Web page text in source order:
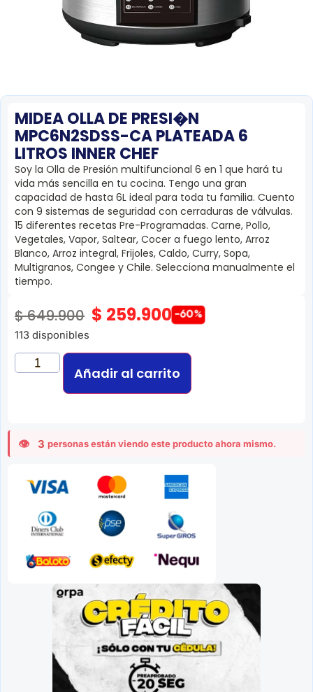
MIDEA OLLA DE PRESI�N
MPC6N2SDSS-CA PLATEADA 6
LITROS INNER CHEF
Soy la Olla de Presión multifuncional 6 en 1 que hará tu
vida más sencilla en tu cocina. Tengo una gran
capacidad de hasta 6L ideal para toda tu familia. Cuento
con 9 sistemas de seguridad con cerraduras de válvulas.
15 diferentes recetas Pre-Programadas. Carne, Pollo,
Vegetales, Vapor, Saltear, Cocer a fuego lento, Arroz
Blanco, Arroz integral, Frijoles, Caldo, Curry, Sopa,
Multigranos, Congee y Chile. Selecciona manualmente el
tiempo.
$649.900 $ 259.900 -60%
113 disponibles
Añadir al carrito
3 personas están viendo este producto ahora mismo.